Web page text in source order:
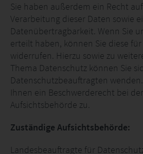
Sie haben außerdem ein Recht
Verarbeitung dieser Daten sowie
Datenübertragbarkeit. Wenn Sie
erteilt haben, können Sie diese
widerrufen. Hierzu sowie zu
Thema Datenschutz können Sie
Datenschutzbeauftragten
Ihnen ein Beschwerderecht bei
Aufsichtsbehörde zu.
Zuständige Aufsichtsbehörde:
Landesbeauftragte für